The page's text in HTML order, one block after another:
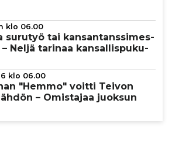
klo 06.00
surutyö tai kan­san­tans­si­mes­
Neljä tarinaa kan­sal­lis­pu­ku­
klo 06.00
"Hemmo" voitti Teivon
– Omistajaa juoksun